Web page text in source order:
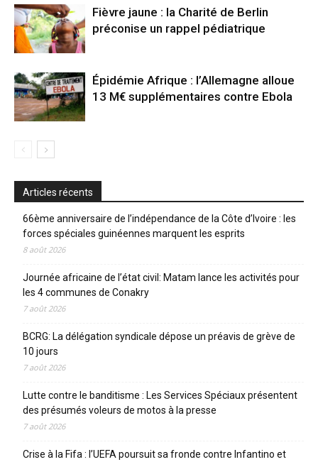
Fièvre jaune : la Charité de Berlin
préconise un rappel pédiatrique
Épidémie Afrique : l’Allemagne alloue
13 M€ supplémentaires contre Ebola
Articles récents
66ème anniversaire de l’indépendance de la Côte d’Ivoire : les
forces spéciales guinéennes marquent les esprits
8 août 2026
Journée africaine de l’état civil: Matam lance les activités pour
les 4 communes de Conakry
7 août 2026
BCRG: La délégation syndicale dépose un préavis de grève de
10 jours
7 août 2026
Lutte contre le banditisme : Les Services Spéciaux présentent
des présumés voleurs de motos à la presse
7 août 2026
Crise à la Fifa : l’UEFA poursuit sa fronde contre Infantino et